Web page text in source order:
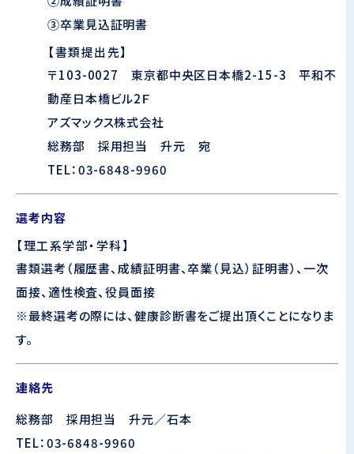
③卒業見込証明書
【書類提出先】
〒103-0027 東京都中央区日本橋2-15-3 平和不
動産日本橋ビル2Ｆ
アズマックス株式会社
総務部 採用担当 升元 宛
TEL：03-6848-9960
選考内容
【理工系学部・学科】
書類選考（履歴書、成績証明書、卒業（見込）証明書）、一次
面接、適性検査、役員面接
※最終選考の際には、健康診断書をご提出頂くことになりま
す。
連絡先
総務部 採用担当 升元／石本
TEL：03-6848-9960